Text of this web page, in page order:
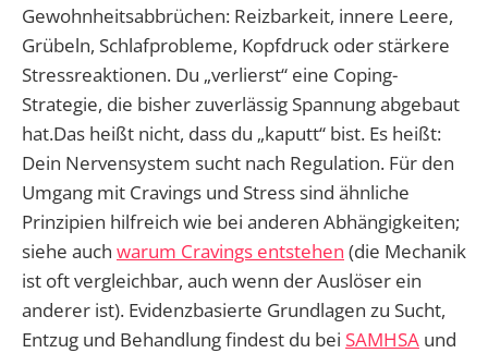
Gewohnheitsabbrüchen: Reizbarkeit, innere Leere,
Grübeln, Schlafprobleme, Kopfdruck oder stärkere
Stressreaktionen. Du „verlierst“ eine Coping-
Strategie, die bisher zuverlässig Spannung abgebaut
hat.Das heißt nicht, dass du „kaputt“ bist. Es heißt:
Dein Nervensystem sucht nach Regulation. Für den
Umgang mit Cravings und Stress sind ähnliche
Prinzipien hilfreich wie bei anderen Abhängigkeiten;
siehe auch warum Cravings entstehen (die Mechanik
ist oft vergleichbar, auch wenn der Auslöser ein
anderer ist). Evidenzbasierte Grundlagen zu Sucht,
Entzug und Behandlung findest du bei SAMHSA und